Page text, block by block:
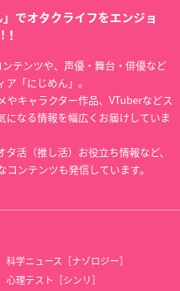
でオタクライフをエンジョ
！
テンツや、声優・舞台・俳優など
「にじめん」。
キャラクター作品、VTuberなどス
になる情報を幅広くお届けしていま
活（推し活）お役立ち情報など、
ンテンツも発信しています。
科学ニュース［ナゾロジー］
心理テスト［シンリ］